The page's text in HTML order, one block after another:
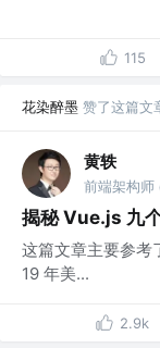
115
花染醉墨 赞了这篇文
黄轶
揭秘 Vue.js 九
这篇文章主要参
19 年美...
2.9k